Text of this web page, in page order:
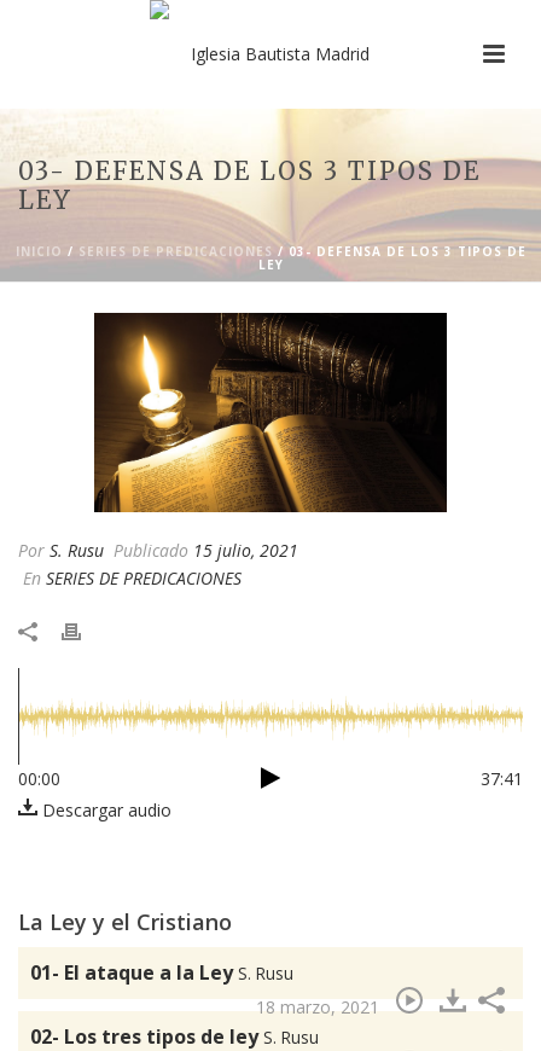
03- DEFENSA DE LOS 3 TIPOS DE
LEY
INICIO / SERIES DE PREDICACIONES / 03- DEFENSA DE LOS 3 TIPOS DE
LEY
Por S. Rusu Publicado 15 julio, 2021
En SERIES DE PREDICACIONES
00:00
37:41
Descargar audio
La Ley y el Cristiano
01- El ataque a la LeyS. Rusu
18 marzo, 2021
02- Los tres tipos de leyS. Rusu